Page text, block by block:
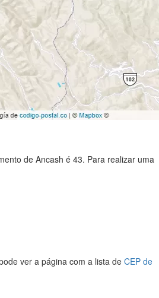
de Ancash é 43. Para realizar uma
ver a página com a lista de CEP de